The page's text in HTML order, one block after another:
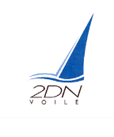
contenu